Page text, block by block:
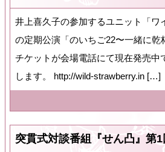
井上喜久子の参加するユニット「ワ
の定期公演「のいちご22〜一緒に乾
チケットが会場電話にて現在発売中
します。 http://wild-strawberry.in […]
突貫式対談番組『せん凸』第